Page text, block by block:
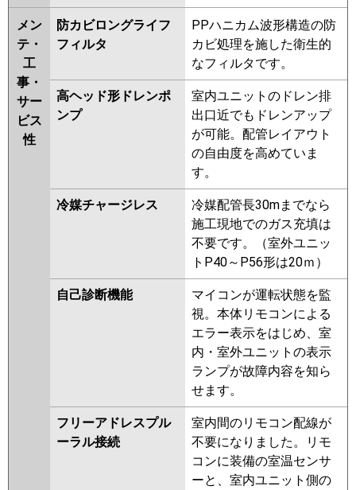
メン
テ・
工
事・
サー
ビス
性
防カビロングライフ
フィルタ
PPハニカム波形構造の防
カビ処理を施した衛生的
なフィルタです。
高ヘッド形ドレンポ
ンプ
室内ユニットのドレン排
出口近でもドレンアップ
が可能。配管レイアウト
の自由度を高めていま
す。
冷媒チャージレス
冷媒配管長30mまでなら
施工現地でのガス充填は
不要です。（室外ユニッ
トP40～P56形は20ｍ）
自己診断機能
マイコンが運転状態を監
視。本体リモコンによる
エラー表示をはじめ、室
内・室外ユニットの表示
ランプが故障内容を知ら
せます。
フリーアドレスプル
ーラル接続
室内間のリモコン配線が
不要になりました。リモ
コンに装備の室温センサ
ーと、室内ユニット側の